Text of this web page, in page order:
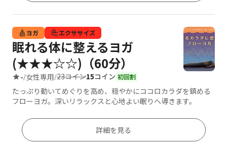
ヨガ エクササイズ
眠れる体に整えるヨガ
(★★★☆☆)（60分）
-/女性専用/23コイン15コイン 初回割
たっぷり動いてめぐりを高め、穏やかにココロカラダを鎮める
フローヨガ。深いリラックスと心地よい眠りへ導きます。
詳細を見る